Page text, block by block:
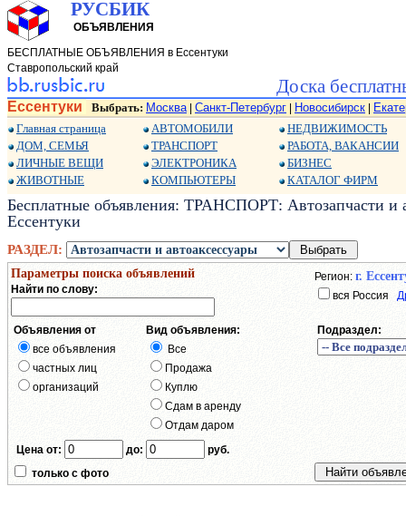
РУСБИК
ОБЪЯВЛЕНИЯ
БЕСПЛАТНЫЕ ОБЪЯВЛЕНИЯ в Ессентуки
Ставропольский край
Доска
Ессентуки Выбрать: Москва| Санкт-Петербург Новосибирск
Главная страница
ДОМ, СЕМЬЯ
ЛИЧНЫЕ ВЕЩИ
ЖИВОТНЫЕ
АВТОМОБИЛИ
ТРАНСПОРТ
ЭЛЕКТРОНИКА
КОМПЬЮТЕРЫ
НЕДВИЖИМОСТЬ
РАБОТА, ВАКАНСИИ
БИЗНЕС
КАТАЛОГ ФИРМ
Бесплатные объявления: ТРАНСПОРТ: Автозапчасти и
Ессентуки
РАЗДЕЛ:
Параметры поиска объявлений
Найти по слову:
Регион: г.
вся Россия
Объявления от
все объявления
частных лиц
организаций
Вид объявления:
Все
Продажа
Куплю
Сдам в аренду
Отдам даром
Подраздел:
Цена от: до:
руб.
только с фото